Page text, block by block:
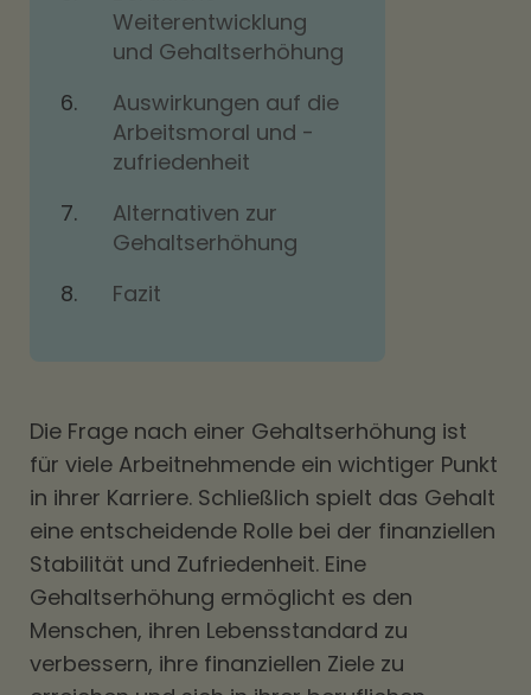
Weiterentwicklung
und Gehaltserhöhung
Auswirkungen auf die
Arbeitsmoral und -
zufriedenheit
Alternativen zur
Gehaltserhöhung
Fazit
Die Frage nach einer Gehaltserhöhung ist
für viele Arbeitnehmende ein wichtiger Punkt
in ihrer Karriere. Schließlich spielt das Gehalt
eine entscheidende Rolle bei der finanziellen
Stabilität und Zufriedenheit. Eine
Gehaltserhöhung ermöglicht es den
Menschen, ihren Lebensstandard zu
verbessern, ihre finanziellen Ziele zu